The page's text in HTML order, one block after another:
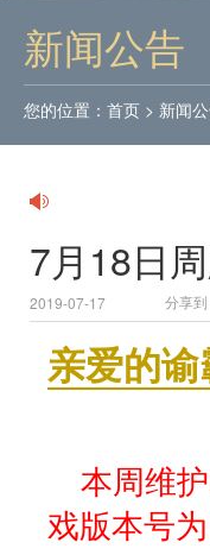
我的足迹：
新闻公告
您的位置： 首页 > 新闻
7月18日
2019-07-17 分享到
亲爱的谕
本周维
戏版本号